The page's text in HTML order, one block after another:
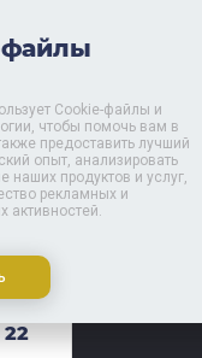
22
Cookie-файлы и
чтобы помочь вам в
предоставить лучший
опыт, анализировать
наших продуктов и услуг,
рекламных и
активностей.